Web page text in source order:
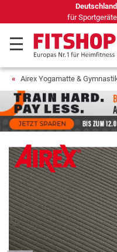
Deutschlands
für Sportgeräte
Airex Yogamatte &